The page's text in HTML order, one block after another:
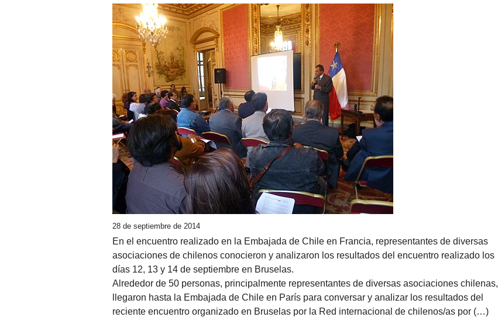
28 de septiembre de 2014
En el encuentro realizado en la Embajada de Chile en Francia, representantes de diversas
asociaciones de chilenos conocieron y analizaron los resultados del encuentro realizado los
días 12, 13 y 14 de septiembre en Bruselas.
Alrededor de 50 personas, principalmente representantes de diversas asociaciones chilenas,
llegaron hasta la Embajada de Chile en París para conversar y analizar los resultados del
reciente encuentro organizado en Bruselas por la Red internacional de chilenos/as por (…)